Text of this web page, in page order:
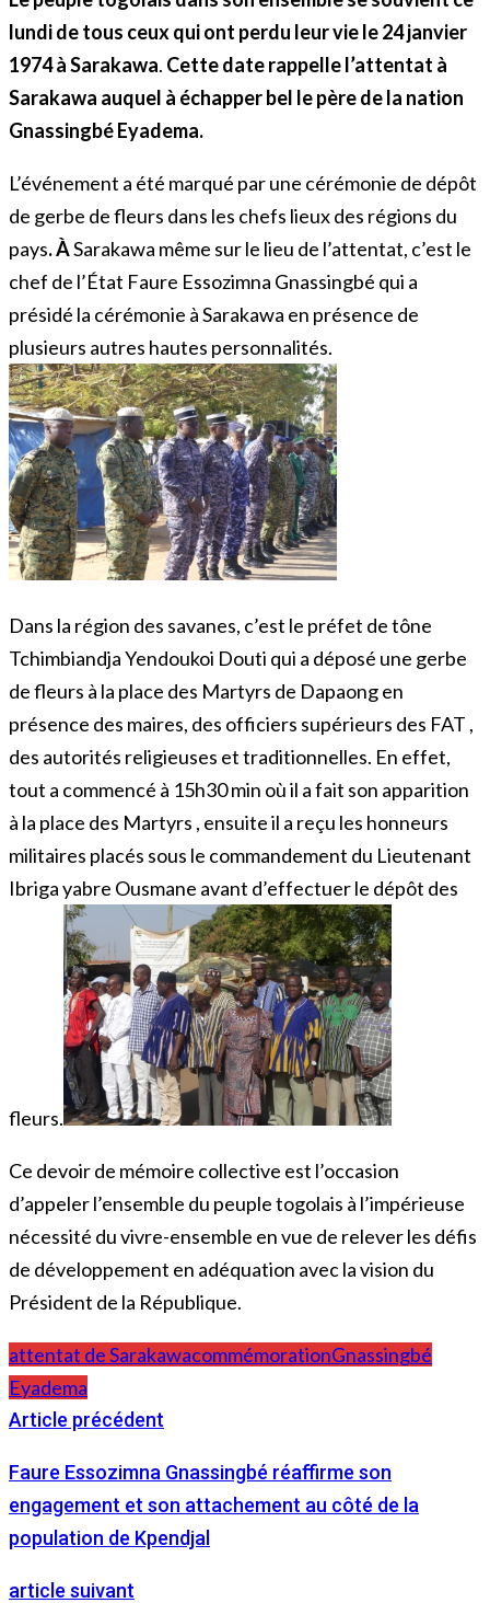
lundi de tous ceux qui ont perdu leur vie le 24 janvier
1974 à Sarakawa. Cette date rappelle l’attentat à
Sarakawa auquel à échapper bel le père de la nation
Gnassingbé Eyadema.
L’événement a été marqué par une cérémonie de dépôt
de gerbe de fleurs dans les chefs lieux des régions du
pays. ÀSarakawa même sur le lieu de l’attentat, c’est le
chef de l’État Faure Essozimna Gnassingbé qui a
présidé la cérémonie à Sarakawa en présence de
plusieurs autres hautes personnalités.
Dans la région des savanes, c’est le préfet de tône
Tchimbiandja Yendoukoi Douti qui a déposé une gerbe
de fleurs à la place des Martyrs de Dapaong en
présence des maires, des officiers supérieurs des FAT ,
des autorités religieuses et traditionnelles. En effet,
tout a commencé à 15h30 min où il a fait son apparition
à la place des Martyrs , ensuite il a reçu les honneurs
militaires placés sous le commandement du Lieutenant
Ibriga yabre Ousmane avant d’effectuer le dépôt des
fleurs.
Ce devoir de mémoire collective est l’occasion
d’appeler l’ensemble du peuple togolais à l’impérieuse
nécessité du vivre-ensemble en vue de relever les défis
de développement en adéquation avec la vision du
Président de la République.
attentat de SarakawacommémorationGnassingbé
Eyadema
Article précédent
Faure Essozimna Gnassingbé réaffirme son
engagement et son attachement au côté de la
population de Kpendjal
article suivant